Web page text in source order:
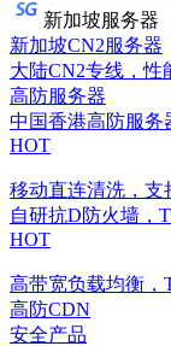
新加坡服务器
新加坡CN2服务器
大陆CN2专线，性
高防服务器
中国香港高防服务
HOT
移动直连清洗，支
自研抗D防火墙，
HOT
高带宽负载均衡，
高防CDN
安全产品